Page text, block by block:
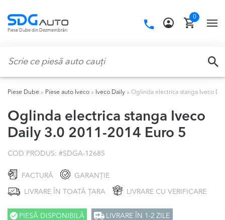
navigation
content
Piese Dube din Dezmembrări
Call
0
Piese Dube » Piese auto Iveco » Iveco Daily » Oglinda electrica stanga Iveco
Oglinda electrica stanga Iveco
Daily 3.0 2011-2014 Euro 5
COD PRODUS: #SDGA-12685
FACTURĂ GARANȚIE
LIVRARE ÎN TOATĂ ȚARA LIVRARE CU VERIFICARE
PIESĂ DISPONIBILĂ LIVRARE ÎN 1-2 ZILE